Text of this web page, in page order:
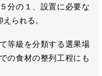
分の１、設置に必要な
られる。
等級を分類する選果場
の食材の整列工程にも